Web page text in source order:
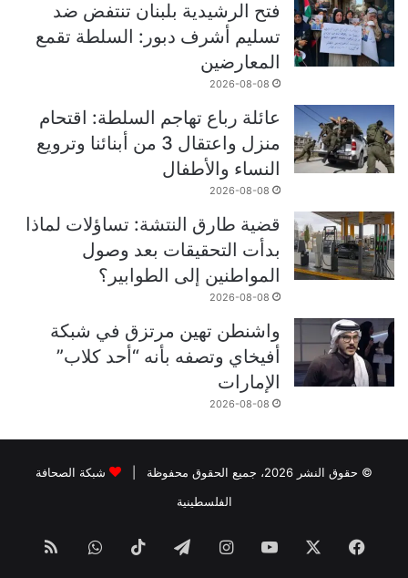
فتح الرشيدية بلبنان تنتفض ضد
تسليم أشرف دبور: السلطة تقمع
المعارضين
2026-08-08
عائلة رباع تهاجم السلطة: اقتحام
منزل واعتقال 3 من أبنائنا وترويع
النساء والأطفال
2026-08-08
قضية طارق النتشة: تساؤلات لماذا
بدأت التحقيقات بعد وصول
المواطنين إلى الطوابير؟
2026-08-08
واشنطن تهين مرتزق في شبكة
أفيخاي وتصفه بأنه “أحد كلاب”
الإمارات
2026-08-08
© حقوق النشر 2026، جميع الحقوق محفوظة |
شبكة الصحافة
الفلسطينية
فيسبوك ‫YouTubeانستقرامتيلقرام ‫TikTokواتسابملخص